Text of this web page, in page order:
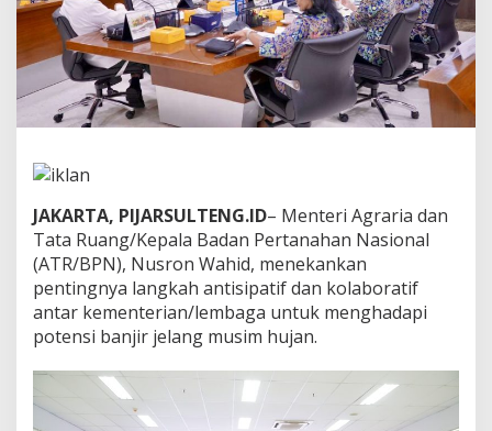
d
a
n
S
u
n
g
M
n
t
e
r
i
N
u
JAKARTA, PIJARSULTENG.ID– Menteri Agraria dan
Tata Ruang/Kepala Badan Pertanahan Nasional
(ATR/BPN), Nusron Wahid, menekankan
pentingnya langkah antisipatif dan kolaboratif
antar kementerian/lembaga untuk menghadapi
potensi banjir jelang musim hujan.